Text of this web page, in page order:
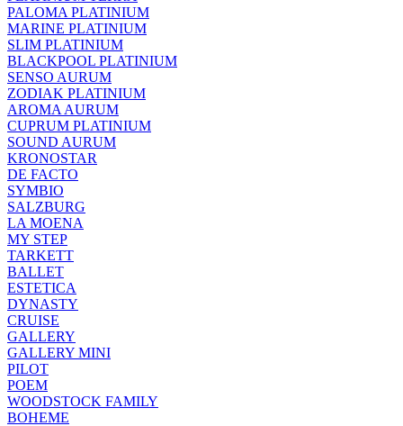
PALOMA PLATINIUM
MARINE PLATINIUM
SLIM PLATINIUM
BLACKPOOL PLATINIUM
SENSO AURUM
ZODIAK PLATINIUM
AROMA AURUM
CUPRUM PLATINIUM
SOUND AURUM
KRONOSTAR
DE FACTO
SYMBIO
SALZBURG
LA MOENA
MY STEP
TARKETT
BALLET
ESTETICA
DYNASTY
CRUISE
GALLERY
GALLERY MINI
PILOT
POEM
WOODSTOCK FAMILY
BOHEME